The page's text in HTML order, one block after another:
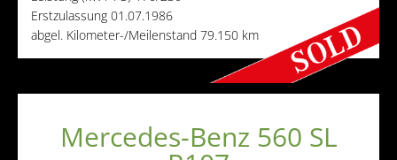
Erstzulassung 01.07.1986
abgel. Kilometer-/Meilenstand 79.150 km
Mercedes-Benz 560 SL